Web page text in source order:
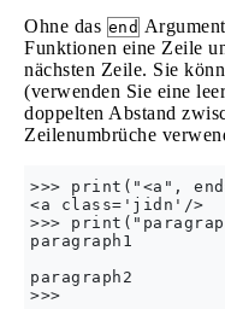
Ohne das end
Funktionen eine Zeile
nächsten Zeile. Sie
(verwenden Sie eine
doppelten Abstand
Zeilenumbrüche
>>> print("<a",
<a class='jidn'/>
>>>
paragraph1
paragraph2